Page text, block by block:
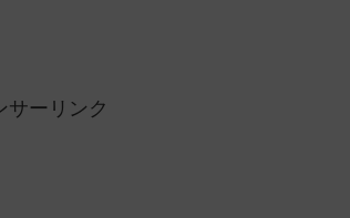
サーリンク